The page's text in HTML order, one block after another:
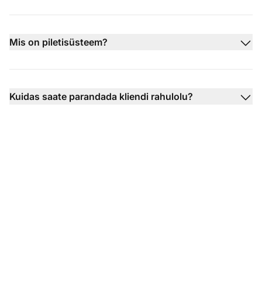
Mis on piletisüsteem?
Kuidas saate parandada kliendi rahulolu?